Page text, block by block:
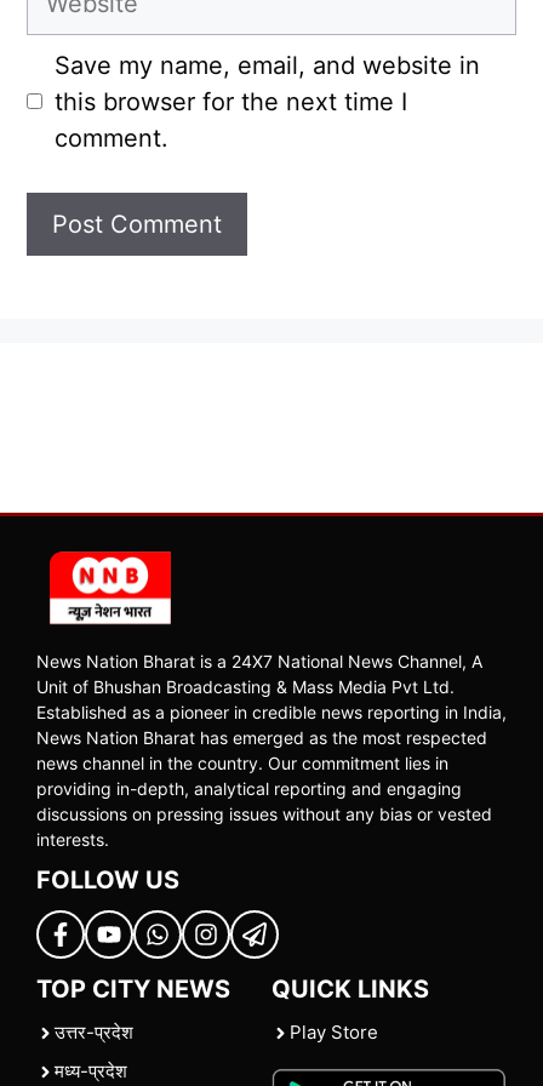
Save my name, email, and website in
this browser for the next time I
comment.
News Nation Bharat is a 24X7 National News Channel, A
Unit of Bhushan Broadcasting & Mass Media Pvt Ltd.
Established as a pioneer in credible news reporting in India,
News Nation Bharat has emerged as the most respected
news channel in the country. Our commitment lies in
providing in-depth, analytical reporting and engaging
discussions on pressing issues without any bias or vested
interests.
FOLLOW US
TOP CITY NEWS
उत्तर-प्रदेश
मध्य-प्रदेश
QUICK LINKS
Play Store